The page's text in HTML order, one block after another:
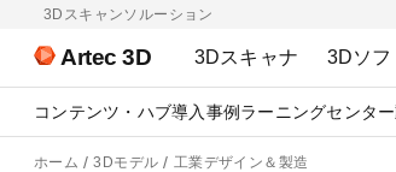
3Dスキャンソルーション
Artec 3D 3Dスキャナ 3Dソフ
コンテンツ・ハブ導入事例 ラーニングセンター
ホーム 3Dモデル 工業デザイン＆製造